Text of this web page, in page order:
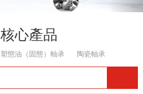
核心產品
塑態油（固態）軸承 陶瓷軸承